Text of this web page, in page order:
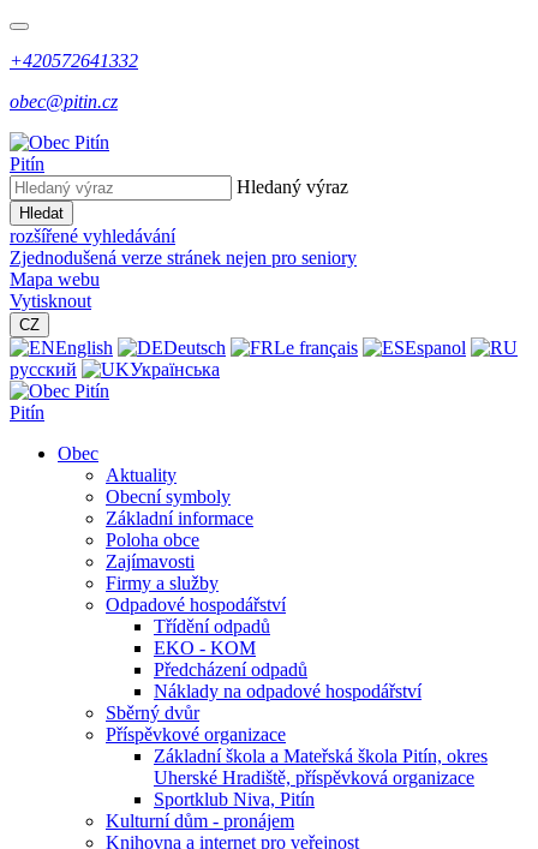
+420572641332
obec@pitin.cz
Pitín
Hledaný výraz
Hledat
rozšířené vyhledávání
Zjednodušená verze stránek nejen pro seniory
Mapa webu
Vytisknout
CZ
English Deutsch Le français
Espanol
русский
Українська
Pitín
Obec
Aktuality
Obecní symboly
Základní informace
Poloha obce
Zajímavosti
Firmy a služby
Odpadové hospodářství
Třídění odpadů
EKO - KOM
Předcházení odpadů
Náklady na odpadové hospodářství
Sběrný dvůr
Příspěvkové organizace
Základní škola a Mateřská škola Pitín, okres
Uherské Hradiště, příspěvková organizace
Sportklub Niva, Pitín
Kulturní dům - pronájem
Knihovna a internet pro veřejnost